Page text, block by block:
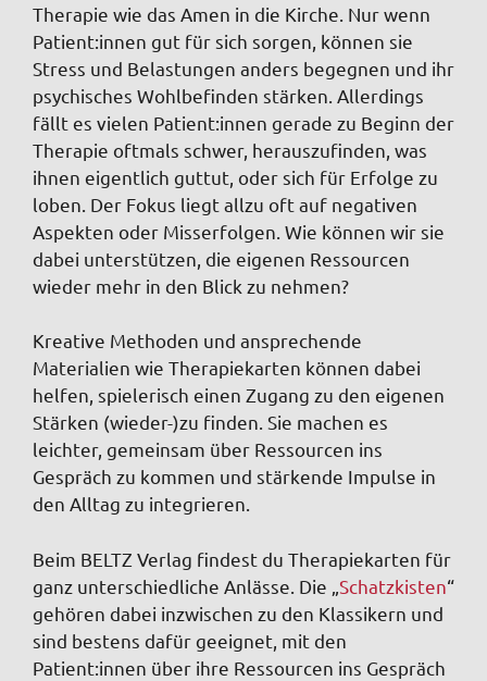
Therapie wie das Amen in die Kirche. Nur wenn
Patient:innen gut für sich sorgen, können sie
Stress und Belastungen anders begegnen und ihr
psychisches Wohlbefinden stärken. Allerdings
fällt es vielen Patient:innen gerade zu Beginn der
Therapie oftmals schwer, herauszufinden, was
ihnen eigentlich guttut, oder sich für Erfolge zu
loben. Der Fokus liegt allzu oft auf negativen
Aspekten oder Misserfolgen. Wie können wir sie
dabei unterstützen, die eigenen Ressourcen
wieder mehr in den Blick zu nehmen?
Kreative Methoden und ansprechende
Materialien wie Therapiekarten können dabei
helfen, spielerisch einen Zugang zu den eigenen
Stärken (wieder-)zu finden. Sie machen es
leichter, gemeinsam über Ressourcen ins
Gespräch zu kommen und stärkende Impulse in
den Alltag zu integrieren.
Beim BELTZ Verlag findest du Therapiekarten für
ganz unterschiedliche Anlässe. Die „ Schatzkisten“
gehören dabei inzwischen zu den Klassikern und
sind bestens dafür geeignet, mit den
Patient:innen über ihre Ressourcen ins Gespräch